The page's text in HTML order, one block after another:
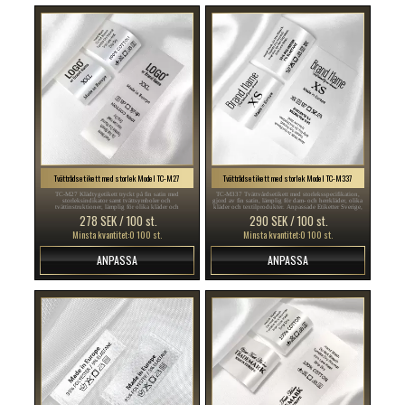
Tvättrådsetikett med storlek Model TC-M27
TC-M27 Klädtygetikett tryckt på fin satin med
storleksindikator samt tvättsymboler och
tvättinstruktioner, lämplig för olika kläder och
Etiketter Sverige, Etiketter Online Sverige , Tryckta
Textiletiketter Sverige , Märkas Etiketter Sverige ...
278 SEK / 100 st.
Minsta kvantitet:0 100 st.
ANPASSA
Tvättrådsetikett med storlek Model TC-M337
TC-M337 Tvättvårdsetikett med storleksspecifikation,
gjord av fin satin, lämplig för dam- och herrkläder, olika
kläder och textilprodukter. Anpassade Etiketter Sverige,
Textilmärken Sverige , Tryckta Textiletiketter Sverige ...
290 SEK / 100 st.
Minsta kvantitet:0 100 st.
ANPASSA